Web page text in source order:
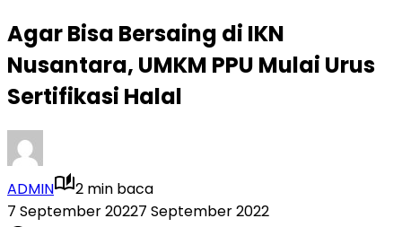
Agar Bisa Bersaing di IKN
Nusantara, UMKM PPU Mulai Urus
Sertifikasi Halal
ADMIN
2 min baca
7 September 20227 September 2022